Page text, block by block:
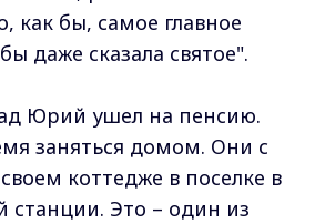
как бы, самое главное
даже сказала святое".
Юрий ушел на пенсию.
заняться домом. Они с
коттедже в поселке в
станции. Это – один из